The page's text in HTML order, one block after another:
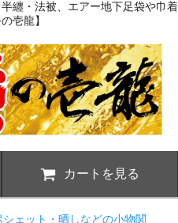
纏・法被、エアー地下足袋や巾着
壱龍】
カートを見る
ェット・晒しなどの小物関